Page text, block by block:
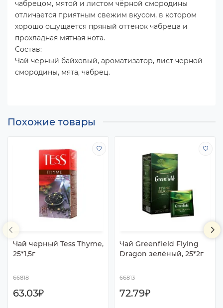
чабрецом, мятой и листом чёрной смородины
отличается приятным свежим вкусом, в котором
хорошо ощущается пряный оттенок чабреца и
прохладная мятная нота.
Состав:
Чай черный байховый, ароматизатор, лист черной
смородины, мята, чабрец.
Похожие товары
Чай черный Tess Thyme,
25*1,5г
66818
63.03₽
Чай Greenfield Flying
Dragon зелёный, 25*2г
66813
72.79₽